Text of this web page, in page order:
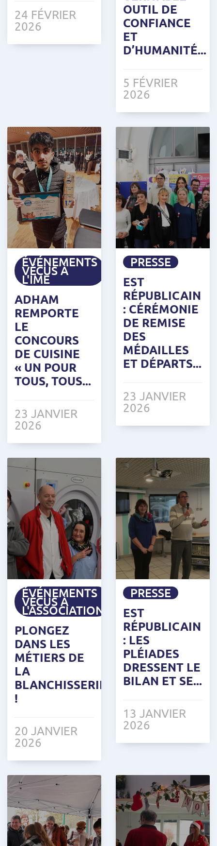
24 FÉVRIER
2026
OUTIL DE
CONFIANCE
ET
D’HUMANITÉ...
5 FÉVRIER
2026
ÉVÉNEMENTS
VÉCUS À
L'IME
ADHAM
REMPORTE
LE
CONCOURS
DE CUISINE
« UN POUR
TOUS, TOUS...
23 JANVIER
2026
PRESSE
EST
RÉPUBLICAIN
: CÉRÉMONIE
DE REMISE
DES
MÉDAILLES
ET DÉPARTS...
23 JANVIER
2026
ÉVÉNEMENTS
VÉCUS À
L'ASSOCIATION
PLONGEZ
DANS LES
MÉTIERS DE
LA
BLANCHISSERIE
!
20 JANVIER
2026
PRESSE
EST
RÉPUBLICAIN
: LES
PLÉIADES
DRESSENT LE
BILAN ET SE...
13 JANVIER
2026